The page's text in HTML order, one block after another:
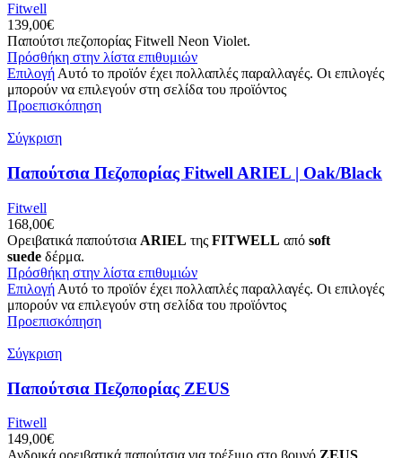
Fitwell
139,00€
Παπούτσι πεζοπορίας Fitwell Neon Violet.
Πρόσθήκη στην λίστα επιθυμιών
ΕπιλογήΑυτό το προϊόν έχει πολλαπλές παραλλαγές. Οι επιλογές
μπορούν να επιλεγούν στη σελίδα του προϊόντος
Προεπισκόπηση
Σύγκριση
Παπούτσια Πεζοπορίας Fitwell ARIEL | Oak/Black
Fitwell
168,00€
Ορειβατικά παπούτσια ARIEL της FITWELL από soft
suede δέρμα.
Πρόσθήκη στην λίστα επιθυμιών
Επιλογή Αυτό το προϊόν έχει πολλαπλές παραλλαγές. Οι επιλογές
μπορούν να επιλεγούν στη σελίδα του προϊόντος
Προεπισκόπηση
Σύγκριση
Παπούτσια Πεζοπορίας ZEUS
Fitwell
149,00€